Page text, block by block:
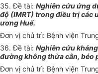
35. Đề tài: Nghiên cứu ứng
độ (IMRT) trong điềutrịcác
ương Huế.
Đơn vị chủ trì: Bệnh viện
36. Đề tài: Nghiên cứu
đường không thừa cân, béo
Đơn vị chủ trì: Bệnh viện